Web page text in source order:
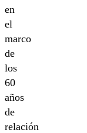
en
el
marco
de
los
60
años
de
relación